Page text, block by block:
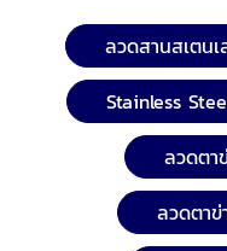
ลวดสานสเตน
Stainless
ลวดตา
ลวดตา